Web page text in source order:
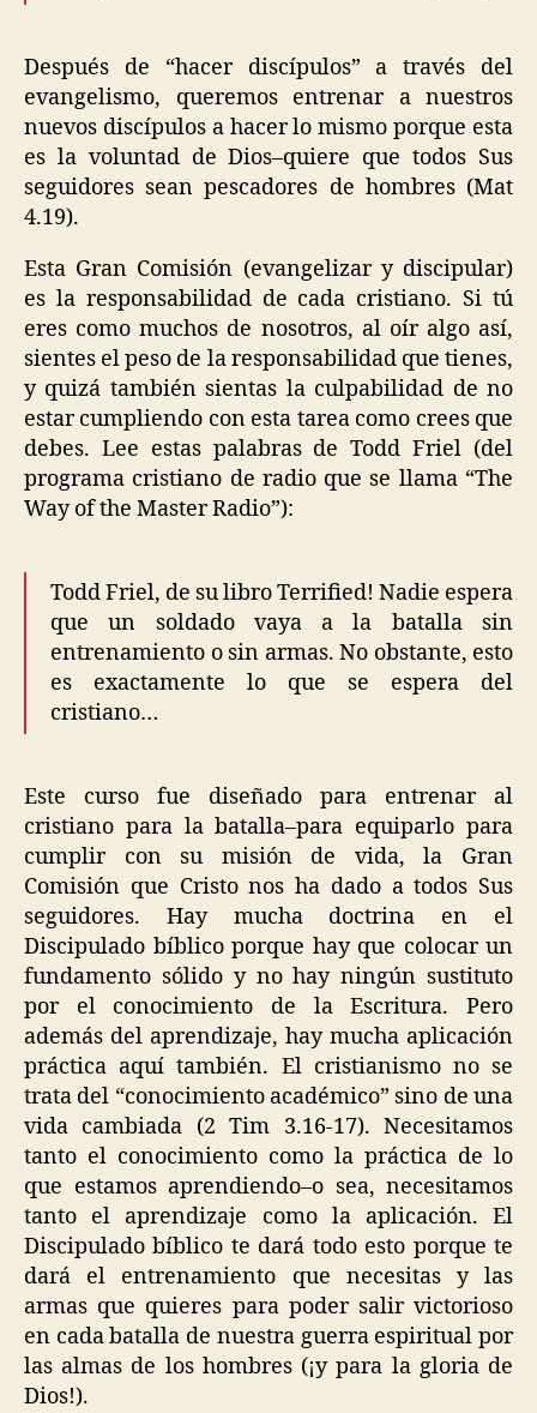
Después de “hacer discípulos” a través del
evangelismo, queremos entrenar a nuestros
nuevos discípulos a hacer lo mismo porque esta
es la voluntad de Dios–quiere que todos Sus
seguidores sean pescadores de hombres (Mat
4.19).
Esta Gran Comisión (evangelizar y discipular)
es la responsabilidad de cada cristiano. Si tú
eres como muchos de nosotros, al oír algo así,
sientes el peso de la responsabilidad que tienes,
y quizá también sientas la culpabilidad de no
estar cumpliendo con esta tarea como crees que
debes. Lee estas palabras de Todd Friel (del
programa cristiano de radio que se llama “The
Way of the Master Radio”):
Todd Friel, de su libro Terrified! Nadie espera
que un soldado vaya a la batalla sin
entrenamiento o sin armas. No obstante, esto
es exactamente lo que se espera del
cristiano…
Este curso fue diseñado para entrenar al
cristiano para la batalla–para equiparlo para
cumplir con su misión de vida, la Gran
Comisión que Cristo nos ha dado a todos Sus
seguidores. Hay mucha doctrina en el
Discipulado bíblico porque hay que colocar un
fundamento sólido y no hay ningún sustituto
por el conocimiento de la Escritura. Pero
además del aprendizaje, hay mucha aplicación
práctica aquí también. El cristianismo no se
trata del “conocimiento académico” sino de una
vida cambiada (2 Tim 3.16-17). Necesitamos
tanto el conocimiento como la práctica de lo
que estamos aprendiendo–o sea, necesitamos
tanto el aprendizaje como la aplicación. El
Discipulado bíblico te dará todo esto porque te
dará el entrenamiento que necesitas y las
armas que quieres para poder salir victorioso
en cada batalla de nuestra guerra espiritual por
las almas de los hombres (¡y para la gloria de
Dios!).